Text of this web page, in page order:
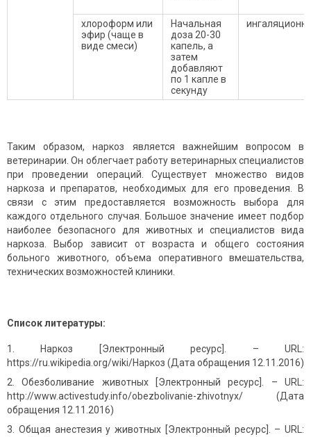
хлороформ или
эфир (чаще в
виде смеси)
Начальная
доза 20-30
капель, а
затем
добавляют
по 1 капле в
секунду
Таким образом, наркоз является важнейшим вопросом в
ветеринарии. Он облегчает работу ветеринарных специалистов
при проведении операций. Существует множество видов
наркоза и препаратов, необходимых для его проведения. В
связи с этим предоставляется возможность выбора для
каждого отдельного случая. Большое значение имеет подбор
наиболее безопасного для животных и специалистов вида
наркоза. Выбор зависит от возраста и общего состояния
больного животного, объема оперативного вмешательства,
технических возможностей клиники.
Список литературы:
Наркоз [Электронный ресурс]. – URL:
https://ru.wikipedia.org/wiki/Наркоз (Дата обращения 12.11.2016)
Обезболивание животных [Электронный ресурс]. – URL:
http://www.activestudy.info/obezbolivanie-zhivotnyx/ (Дата
обращения 12.11.2016)
Общая анестезия у животных [Электронный ресурс]. – URL: